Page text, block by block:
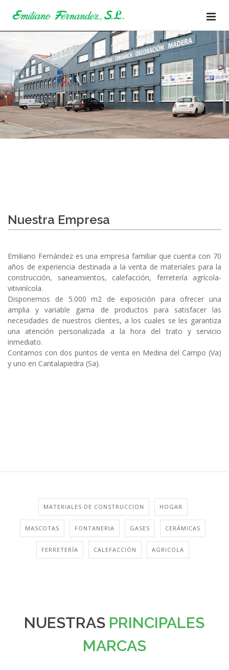
Nuestra Empresa
Emiliano Fernández es una empresa familiar que cuenta con 70
años de experiencia destinada a la venta de materiales para la
construcción, saneamientos, calefacción, ferretería agrícola-
vitivinícola.
Disponemos de 5.000 m2 de exposición para ofrecer una
amplia y variable gama de productos para satisfacer las
necesidades de nuestros clientes, a los cuales se les garantiza
una atención personalizada a la hora del trato y servicio
inmediato.
Contamos con dos puntos de venta en Medina del Campo (Va)
y uno en Cantalapiedra (Sa).
MATERIALES DE CONSTRUCCION HOGAR
MASCOTAS FONTANERIA GASES CERÁMICAS
FERRETERÍA CALEFACCIÓN AGRICOLA
NUESTRAS PRINCIPALES
MARCAS